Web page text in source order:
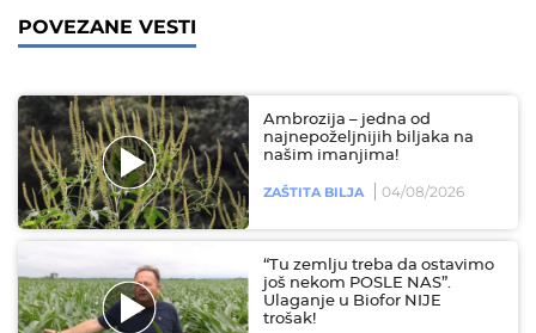
POVEZANE VESTI
Ambrozija – jedna od
najnepoželjnijih biljaka na
našim imanjima!
ZAŠTITA BILJA 04/08/2026
“Tu zemlju treba da ostavimo
još nekom POSLE NAS”.
Ulaganje u Biofor NIJE
trošak!